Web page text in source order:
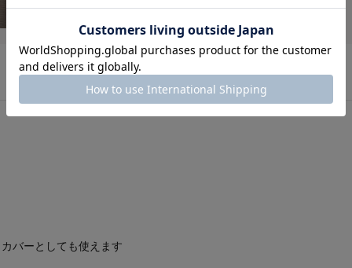
バーとしても使えます